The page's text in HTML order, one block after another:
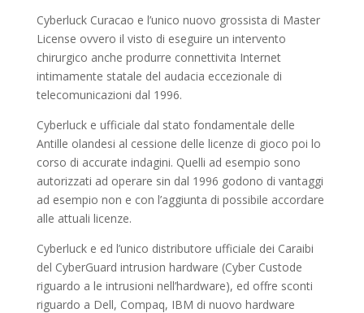
Cyberluck Curacao e l’unico nuovo grossista di Master
License ovvero il visto di eseguire un intervento
chirurgico anche produrre connettivita Internet
intimamente statale del audacia eccezionale di
telecomunicazioni dal 1996.
Cyberluck e ufficiale dal stato fondamentale delle
Antille olandesi al cessione delle licenze di gioco poi lo
corso di accurate indagini. Quelli ad esempio sono
autorizzati ad operare sin dal 1996 godono di vantaggi
ad esempio non e con l’aggiunta di possibile accordare
alle attuali licenze.
Cyberluck e ed l’unico distributore ufficiale dei Caraibi
del CyberGuard intrusion hardware (Cyber Custode
riguardo a le intrusioni nell’hardware), ed offre sconti
riguardo a Dell, Compaq, IBM di nuovo hardware